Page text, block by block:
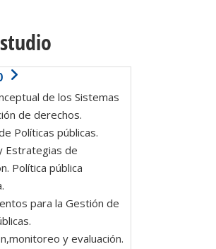
de los Sistemas
de derechos.
Políticas públicas.
Estrategias de
Política pública
para la Gestión de
y evaluación.